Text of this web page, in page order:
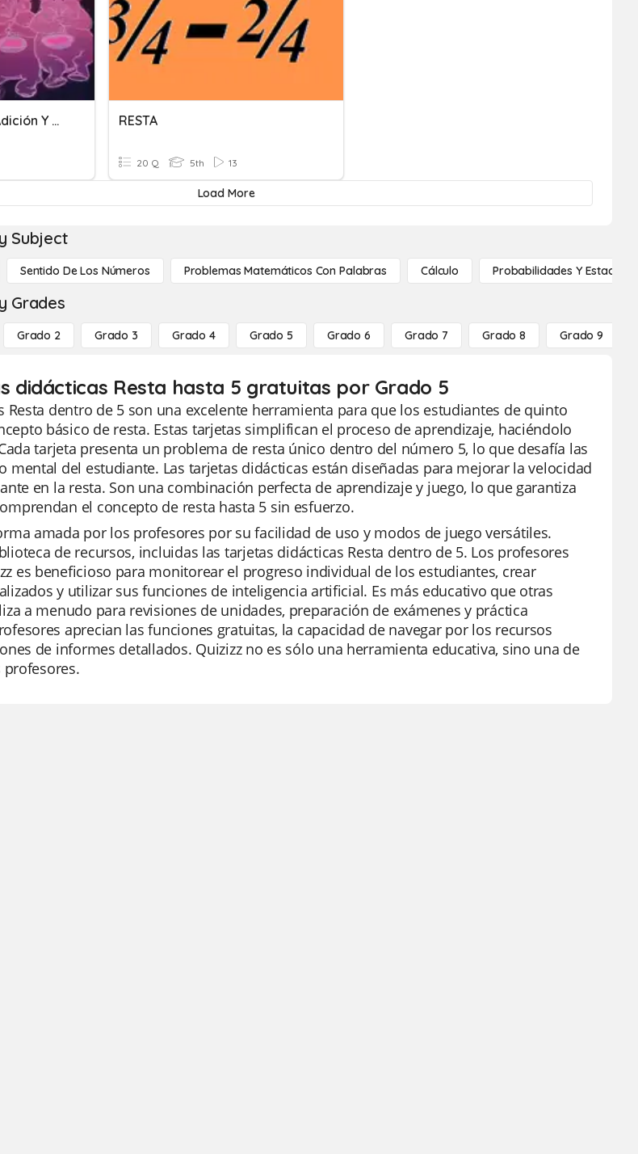
Quiz 5 Recordando Adición Y Resta 01 RESTA
20 Q 5th 13
Load More
Subject
Sentido De Los Números Problemas Matemáticos Con Palabras Cálculo Probabilidades Y
Grades
Grado 2 Grado 3 Grado 4 Grado 5 Grado 6 Grado 7 Grado 8 Grado 9
didácticas Resta hasta 5 gratuitas por Grado 5
Resta dentro de 5 son una excelente herramienta para que los estudiantes de quinto
básico de resta. Estas tarjetas simplifican el proceso de aprendizaje, haciéndolo
tarjeta presenta un problema de resta único dentro del número 5, lo que desafía las
mental del estudiante. Las tarjetas didácticas están diseñadas para mejorar la velocidad
en la resta. Son una combinación perfecta de aprendizaje y juego, lo que garantiza
el concepto de resta hasta 5 sin esfuerzo.
amada por los profesores por su facilidad de uso y modos de juego versátiles.
de recursos, incluidas las tarjetas didácticas Resta dentro de 5. Los profesores
es beneficioso para monitorear el progreso individual de los estudiantes, crear
y utilizar sus funciones de inteligencia artificial. Es más educativo que otras
a menudo para revisiones de unidades, preparación de exámenes y práctica
aprecian las funciones gratuitas, la capacidad de navegar por los recursos
de informes detallados. Quizizz no es sólo una herramienta educativa, sino una de